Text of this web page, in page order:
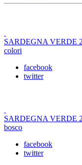
SARDEGNA VERDE
colori
facebook
twitter
SARDEGNA VERDE
bosco
facebook
twitter